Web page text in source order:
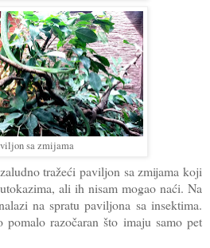
sa zmijama
tražeći paviljon sa zmijama koji
ali ih nisam mogao naći. Na
na spratu paviljona sa insektima.
razočaran što imaju samo pet